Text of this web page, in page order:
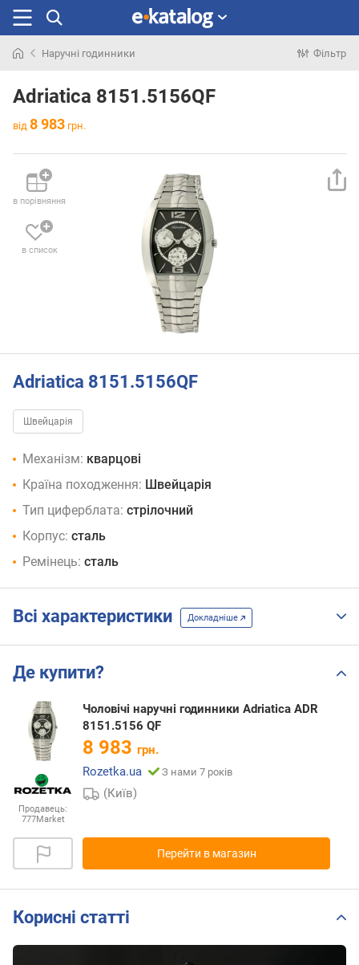
раніше
Наручні годинники Фільтр
Adriatica 8151.5156QF
від 8 983 грн.
в порівняння
в список
Adriatica 8151.5156QF
Швейцарія
Механізм: кварцові
Країна походження: Швейцарія
Тип циферблата: стрілочний
Корпус: сталь
Ремінець: сталь
Всі характеристики Докладніше
Де купити?
Продавець:
777Market
Чоловічі наручні годинники Adriatica ADR
8151.5156 QF
8 983 грн.
Rozetka.ua
З нами 7 років
(Київ)
Перейти в магазин
Корисні статті